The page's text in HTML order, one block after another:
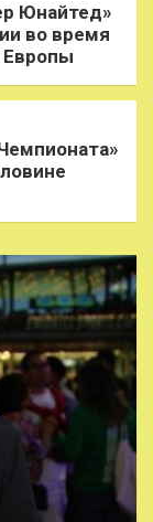
Юнайтед»
во время
Европы